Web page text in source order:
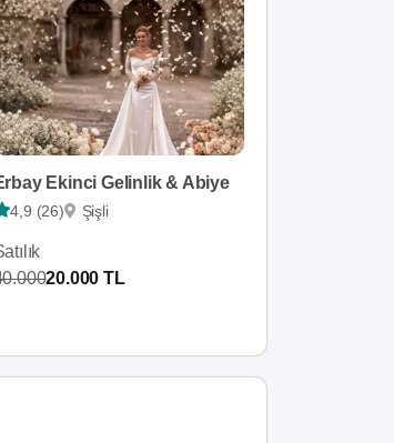
Ekinci Gelinlik & Abiye
4,9 (26) Şişli
20.000 TL